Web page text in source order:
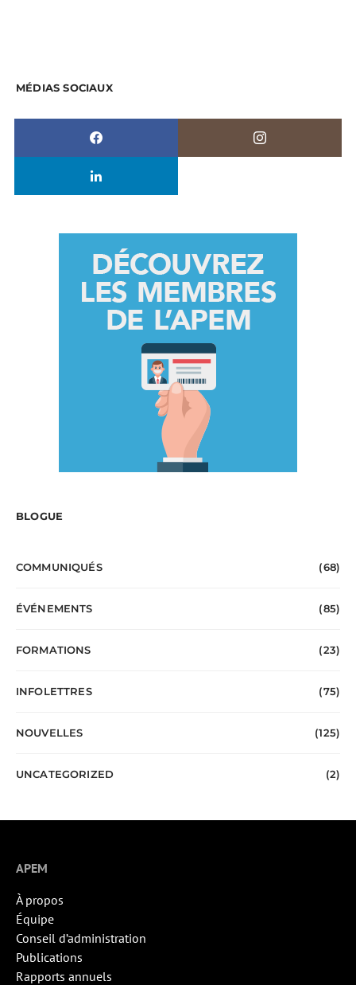
MÉDIAS SOCIAUX
BLOGUE
COMMUNIQUÉS (68)
ÉVÉNEMENTS (85)
FORMATIONS (23)
INFOLETTRES (75)
NOUVELLES (125)
UNCATEGORIZED (2)
APEM
À propos
Équipe
Conseil d’administration
Publications
Rapports annuels